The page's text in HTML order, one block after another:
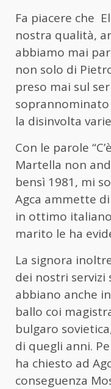
Fa piacere che
nostra qualità,
abbiamo mai
non solo di
preso mai sul
soprannominato
la disinvolta
Con le parole
Martella non
bensì 1981, mi
Agca ammette
in ottimo
marito le ha
La signora
dei nostri servizi
abbiano anche
ballo coi
bulgaro
di quegli anni.
ha chiesto ad
conseguenza